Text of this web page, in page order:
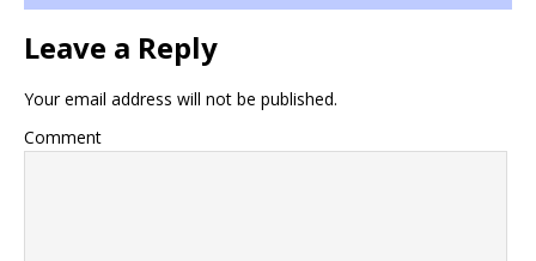
Leave a Reply
Your email address will not be published.
Comment